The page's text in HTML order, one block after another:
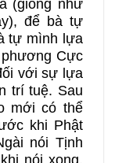
(giống như
để bà tự
tự mình lựa
Cực
với sự lựa
trí tuệ. Sau
mới có thể
khi Phật
nói Tịnh